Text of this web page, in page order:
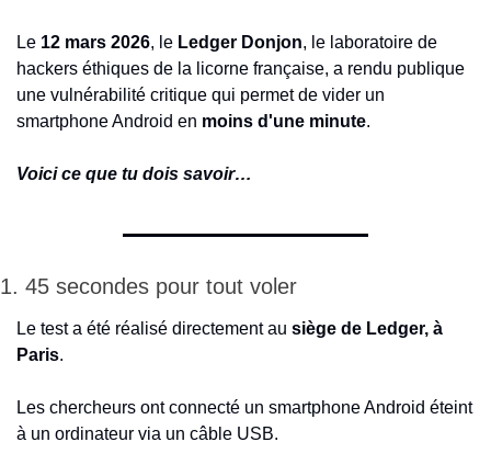
Le 12 mars 2026, le Ledger Donjon, le laboratoire de
hackers éthiques de la licorne française, a rendu publique
une vulnérabilité critique qui permet de vider un
smartphone Android en moins d'une minute.
Voici ce que tu dois savoir…
1. 45 secondes pour tout voler
Le test a été réalisé directement au siège de Ledger, à
Paris.
Les chercheurs ont connecté un smartphone Android éteint
à un ordinateur via un câble USB.